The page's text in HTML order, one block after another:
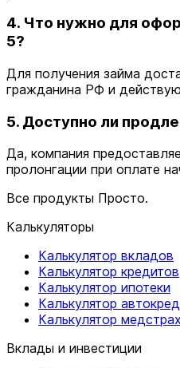
4. Что нужно для
5?
Для получения займа
гражданина РФ и
5. Доступно ли
Да, компания
пролонгации при оплате
Все продукты Просто.
Калькуляторы
Калькулятор вкладов
Калькулятор кредитов
Калькулятор ипотеки
Калькулятор
Калькулятор
Вклады и инвестиции